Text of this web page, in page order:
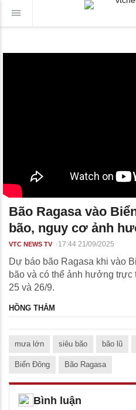
Bão Ragasa vào
bão, nguy cơ ảnh
VTC NEWS TV 17:44 21/09/2025
Dự báo bão Ragasa khi vào
bão và có thể ảnh hưởng trực
25 và 26/9.
HỒNG THẮM
mưa lớn siêu bão bão lũ
Biển Đông Bão Ragasa
Bình luận